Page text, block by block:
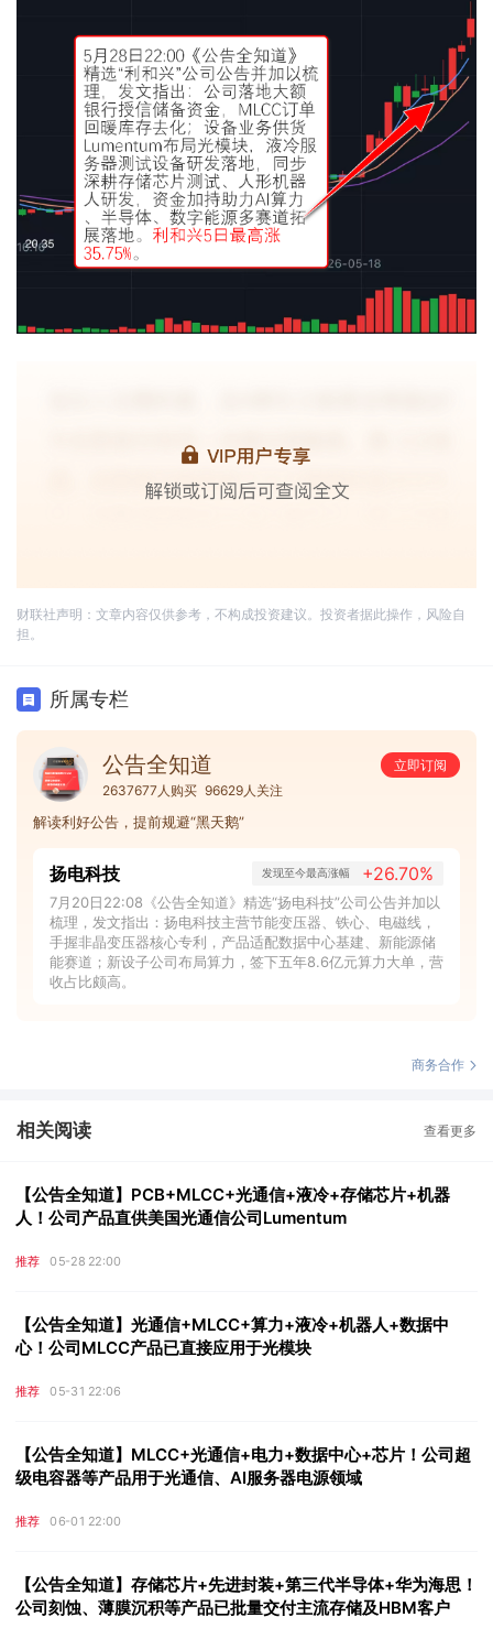
财联社声明：文章内容仅供参考，不构成投资建议。投资者据此操作，风险自
担。
所属专栏
公告全知道
立即订阅
2637677人购买 96629人关注
解读利好公告，提前规避“黑天鹅”
扬电科技 发现至今最高涨幅 +26.70%
7月20日22:08《公告全知道》精选“扬电科技”公司公告并加以
梳理，发文指出：扬电科技主营节能变压器、铁心、电磁线，
手握非晶变压器核心专利，产品适配数据中心基建、新能源储
能赛道；新设子公司布局算力，签下五年8.6亿元算力大单，营
收占比颇高。
商务合作
相关阅读 查看更多
【公告全知道】PCB+MLCC+光通信+液冷+存储芯片+机器
人！公司产品直供美国光通信公司Lumentum
推荐 05-28 22:00
【公告全知道】光通信+MLCC+算力+液冷+机器人+数据中
心！公司MLCC产品已直接应用于光模块
推荐 05-31 22:06
【公告全知道】MLCC+光通信+电力+数据中心+芯片！公司超
级电容器等产品用于光通信、AI服务器电源领域
推荐 06-01 22:00
【公告全知道】存储芯片+先进封装+第三代半导体+华为海思！
公司刻蚀、薄膜沉积等产品已批量交付主流存储及HBM客户